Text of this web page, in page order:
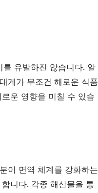
유발하진 않습니다. 알
게가 무조건 해로운 식품
운 영향을 미칠 수 있습
이 면역 체계를 강화하는
니다. 각종 해산물을 통